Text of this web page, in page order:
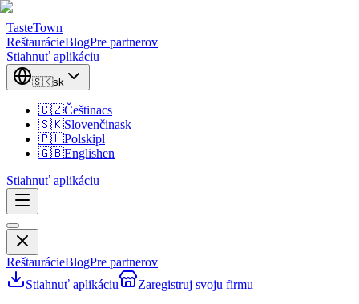
TasteTown
ReštaurácieBlogPre partnerov
Stiahnuť aplikáciu
🇸🇰sk
🇨🇿Češtinacs
🇸🇰Slovenčinask
🇵🇱Polskipl
🇬🇧Englishen
Stiahnuť aplikáciu
ReštaurácieBlogPre partnerov
Stiahnuť aplikáciu
Zaregistruj svoju firmu